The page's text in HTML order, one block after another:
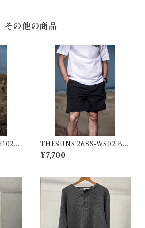
その他の商品
THESUNS 26SS-WS02 BL
ACK
¥7,700